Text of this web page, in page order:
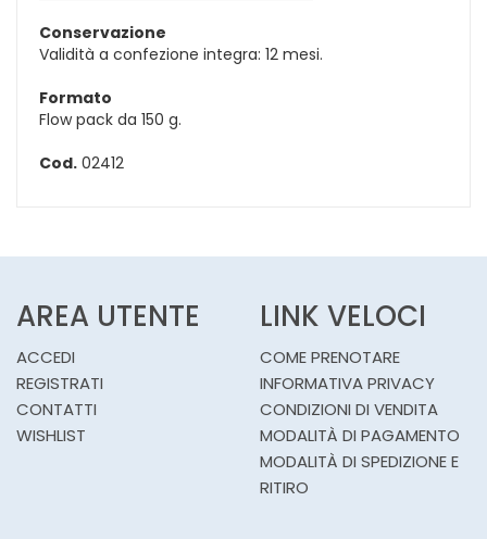
Conservazione
Validità a confezione integra: 12 mesi.
Formato
Flow pack da 150 g.
Cod. 02412
AREA UTENTE
ACCEDI
REGISTRATI
CONTATTI
WISHLIST
LINK VELOCI
COME PRENOTARE
INFORMATIVA PRIVACY
CONDIZIONI DI VENDITA
MODALITÀ DI PAGAMENTO
MODALITÀ DI SPEDIZIONE E
RITIRO